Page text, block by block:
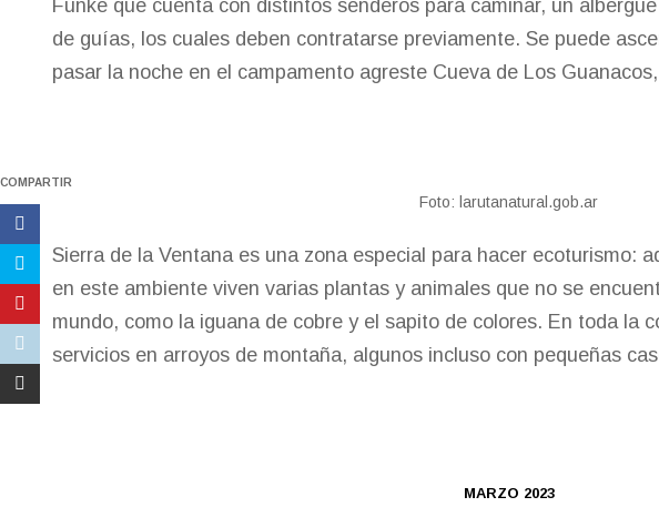
COMPARTIR
Funke que cuenta con distintos senderos para caminar, un
de guías, los cuales deben contratarse previamente. Se puede
pasar la noche en el campamento agreste Cueva de Los
Foto: larutanatural.gob.ar
Sierra de la Ventana es una zona especial para hacer ecoturismo:
en este ambiente viven varias plantas y animales que no se
mundo, como la iguana de cobre y el sapito de colores. En toda la
servicios en arroyos de montaña, algunos incluso con pequeñas
MARZO 2023